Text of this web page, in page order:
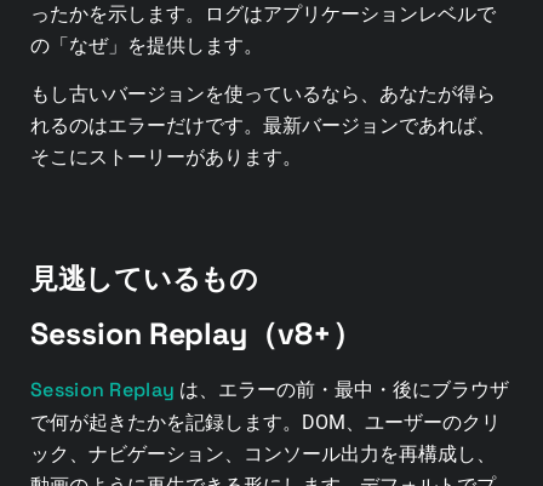
ったかを示します。ログはアプリケーションレベルで
の「なぜ」を提供します。
もし古いバージョンを使っているなら、あなたが得ら
れるのはエラーだけです。最新バージョンであれば、
そこにストーリーがあります。
見逃しているもの
Session Replay（v8+）
Session Replay は、エラーの前・最中・後にブラウザ
で何が起きたかを記録します。DOM、ユーザーのクリ
ック、ナビゲーション、コンソール出力を再構成し、